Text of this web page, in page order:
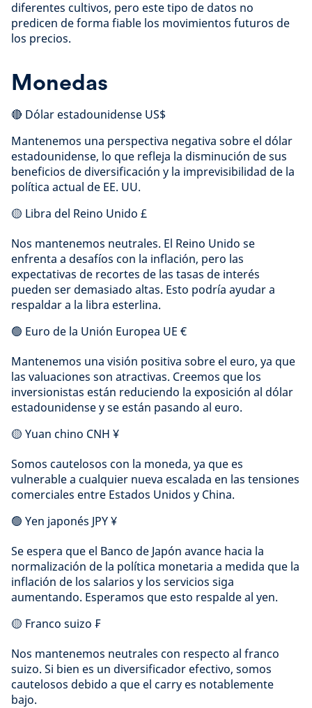
diferentes cultivos, pero este tipo de datos no
predicen de forma fiable los movimientos futuros de
los precios.
Monedas
🔴 Dólar estadounidense US$
Mantenemos una perspectiva negativa sobre el dólar
estadounidense, lo que refleja la disminución de sus
beneficios de diversificación y la imprevisibilidad de la
política actual de EE. UU.
🟡 Libra del Reino Unido £
Nos mantenemos neutrales. El Reino Unido se
enfrenta a desafíos con la inflación, pero las
expectativas de recortes de las tasas de interés
pueden ser demasiado altas. Esto podría ayudar a
respaldar a la libra esterlina.
🟢 Euro de la Unión Europea UE €
Mantenemos una visión positiva sobre el euro, ya que
las valuaciones son atractivas. Creemos que los
inversionistas están reduciendo la exposición al dólar
estadounidense y se están pasando al euro.
🟡 Yuan chino CNH ¥
Somos cautelosos con la moneda, ya que es
vulnerable a cualquier nueva escalada en las tensiones
comerciales entre Estados Unidos y China.
🟢 Yen japonés JPY ¥
Se espera que el Banco de Japón avance hacia la
normalización de la política monetaria a medida que la
inflación de los salarios y los servicios siga
aumentando. Esperamos que esto respalde al yen.
🟡 Franco suizo ₣
Nos mantenemos neutrales con respecto al franco
suizo. Si bien es un diversificador efectivo, somos
cautelosos debido a que el carry es notablemente
bajo.